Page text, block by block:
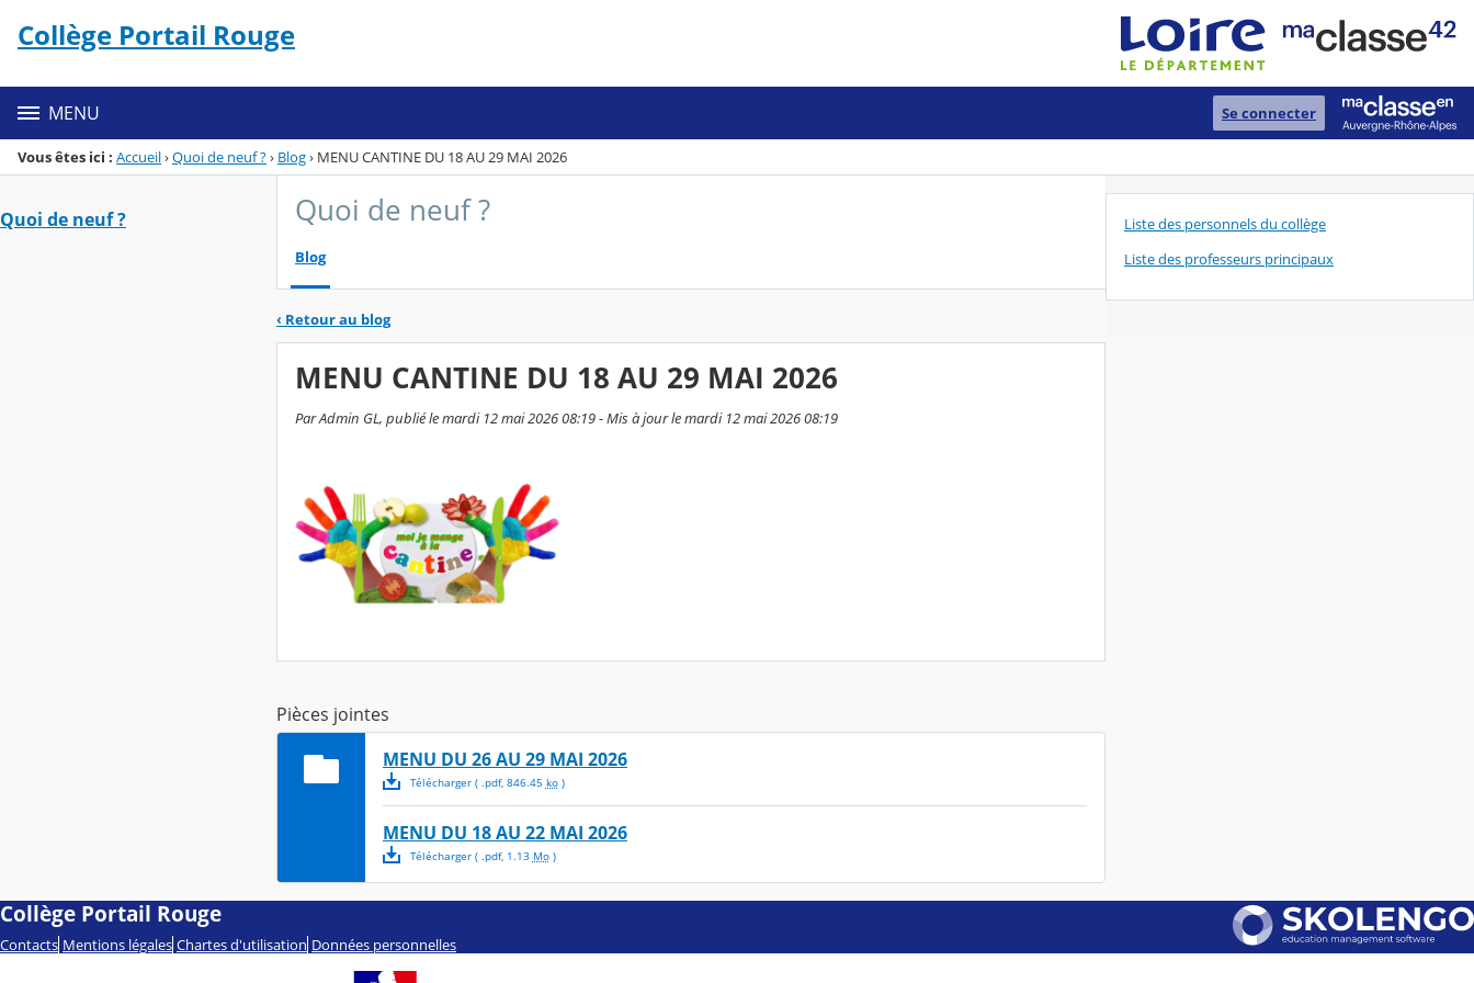
Menu de la rubrique
Contenu
Collège Portail Rouge
MENU Se connecter
Vous êtes ici : Accueil›Quoi de neuf ?› Blog› MENU CANTINE DU 18 AU 29 MAI 2026
Quoi de neuf ? Quoi de neuf ?
Blog
‹ Retour au blog
MENU CANTINE DU 18 AU 29 MAI 2026
Par Admin GL, publié le mardi 12 mai 2026 08:19 - Mis à jour le mardi 12 mai 2026 08:19
Pièces jointes
MENU DU 26 AU 29 MAI 2026
Télécharger( .pdf, 846.45 ko)
MENU DU 18 AU 22 MAI 2026
Télécharger( .pdf, 1.13 Mo)
Liste des personnels du collège
Liste des professeurs principaux
Collège Portail Rouge
Contacts Mentions légales Chartes d'utilisation Données personnelles